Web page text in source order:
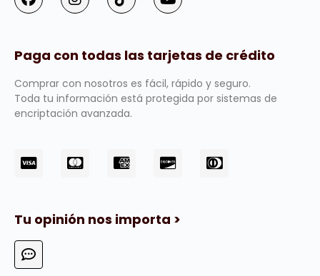
Paga con todas las tarjetas de crédito
Comprar con nosotros es fácil, rápido y seguro.
Toda tu información está protegida por sistemas de
encriptación avanzada.
Tu opinión nos importa >